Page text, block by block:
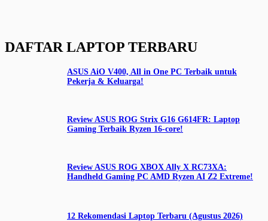
DAFTAR LAPTOP TERBARU
ASUS AiO V400, All in One PC Terbaik untuk
Pekerja & Keluarga!
Review ASUS ROG Strix G16 G614FR: Laptop
Gaming Terbaik Ryzen 16-core!
Review ASUS ROG XBOX Ally X RC73XA:
Handheld Gaming PC AMD Ryzen AI Z2 Extreme!
12 Rekomendasi Laptop Terbaru (Agustus 2026)